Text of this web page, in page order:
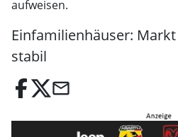
aufweisen.
Einfamilienhäuser:
stabil
email